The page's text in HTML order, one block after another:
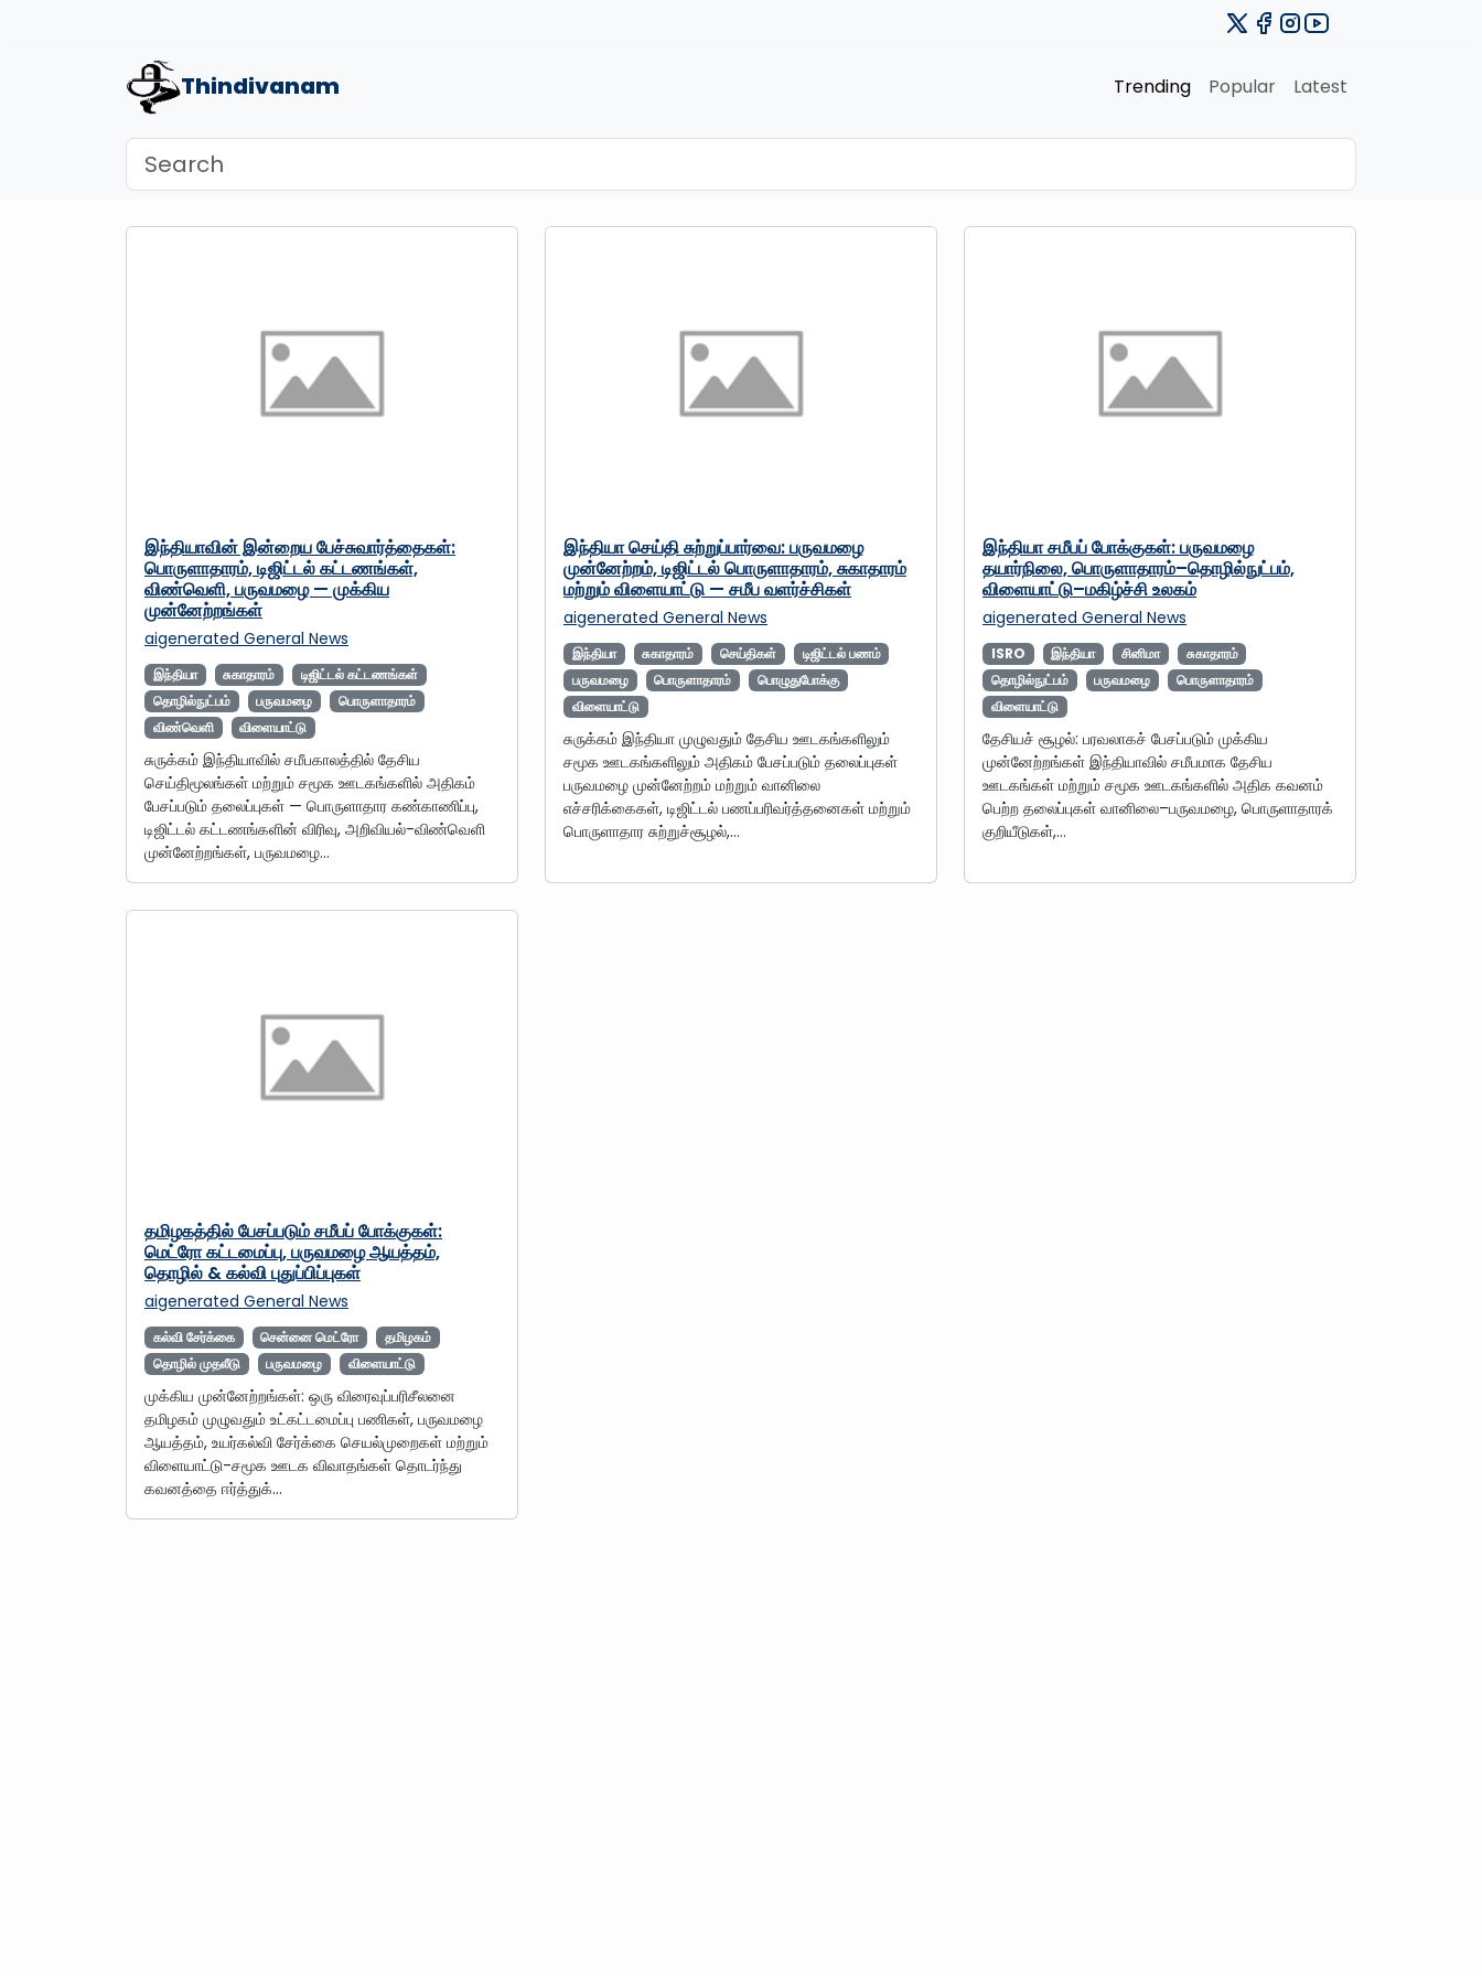
Thindivanam Trending Popular Latest
இந்தியாவின் இன்றைய பேச்சுவார்த்தைகள்:
பொருளாதாரம், டிஜிட்டல் கட்டணங்கள்,
விண்வெளி, பருவமழை — முக்கிய
முன்னேற்றங்கள்
aigenerated General News
இந்தியா சுகாதாரம்
டிஜிட்டல் கட்டணங்கள்
தொழில்நுட்பம்
பருவமழை
பொருளாதாரம்
விண்வெளி
விளையாட்டு
சுருக்கம் இந்தியாவில் சமீபகாலத்தில் தேசிய
செய்திமூலங்கள் மற்றும் சமூக ஊடகங்களில் அதிகம்
பேசப்படும் தலைப்புகள் — பொருளாதார கண்காணிப்பு,
டிஜிட்டல் கட்டணங்களின் விரிவு, அறிவியல்-விண்வெளி
முன்னேற்றங்கள், பருவமழை…
இந்தியா செய்தி சுற்றுப்பார்வை: பருவமழை
முன்னேற்றம், டிஜிட்டல் பொருளாதாரம், சுகாதாரம்
மற்றும் விளையாட்டு — சமீப வளர்ச்சிகள்
aigenerated General News
இந்தியா சுகாதாரம் செய்திகள்
டிஜிட்டல் பணம்
பருவமழை
பொருளாதாரம்
பொழுதுபோக்கு
விளையாட்டு
சுருக்கம் இந்தியா முழுவதும் தேசிய ஊடகங்களிலும்
சமூக ஊடகங்களிலும் அதிகம் பேசப்படும் தலைப்புகள்
பருவமழை முன்னேற்றம் மற்றும் வானிலை
எச்சரிக்கைகள், டிஜிட்டல் பணப்பரிவர்த்தனைகள் மற்றும்
பொருளாதார சுற்றுச்சூழல்,…
இந்தியா சமீபப் போக்குகள்: பருவமழை
தயார்நிலை, பொருளாதாரம்–தொழில்நுட்பம்,
விளையாட்டு–மகிழ்ச்சி உலகம்
aigenerated General News
ISRO இந்தியா சினிமா
சுகாதாரம்
தொழில்நுட்பம்
பருவமழை
பொருளாதாரம்
விளையாட்டு
தேசியச் சூழல்: பரவலாகச் பேசப்படும் முக்கிய
முன்னேற்றங்கள் இந்தியாவில் சமீபமாக தேசிய
ஊடகங்கள் மற்றும் சமூக ஊடகங்களில் அதிக கவனம்
பெற்ற தலைப்புகள் வானிலை–பருவமழை, பொருளாதாரக்
குறியீடுகள்,…
தமிழகத்தில் பேசப்படும் சமீபப் போக்குகள்:
மெட்ரோ கட்டமைப்பு, பருவமழை ஆயத்தம்,
தொழில் & கல்வி புதுப்பிப்புகள்
aigenerated General News
கல்வி சேர்க்கை சென்னை மெட்ரோ
தமிழகம்
தொழில் முதலீடு
பருவமழை விளையாட்டு
முக்கிய முன்னேற்றங்கள்: ஒரு விரைவுப்பரிசீலனை
தமிழகம் முழுவதும் உட்கட்டமைப்பு பணிகள், பருவமழை
ஆயத்தம், உயர்கல்வி சேர்க்கை செயல்முறைகள் மற்றும்
விளையாட்டு-சமூக ஊடக விவாதங்கள் தொடர்ந்து
கவனத்தை ஈர்த்துக்…